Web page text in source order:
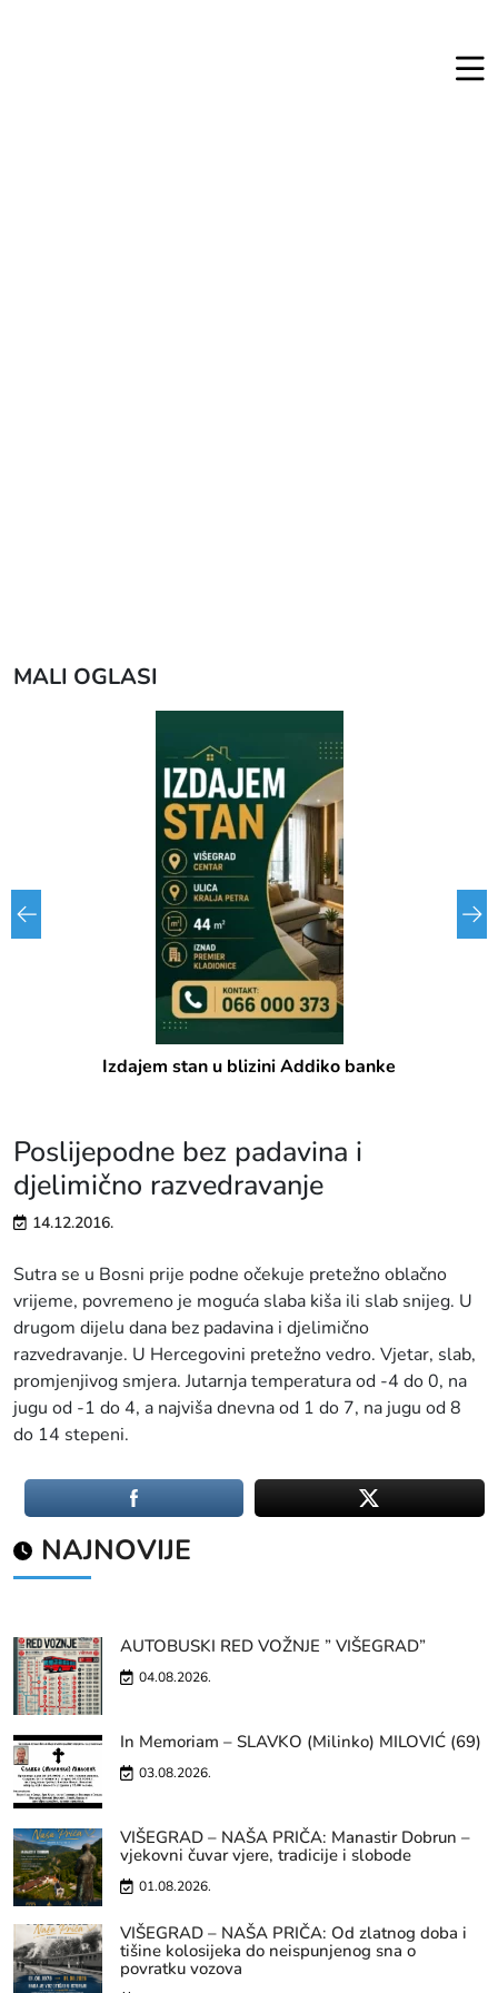
MALI OGLASI
Izdajem stan u blizini Addiko banke
Poslijepodne bez padavina i
djelimično razvedravanje
14.12.2016.
Sutra se u Bosni prije podne očekuje pretežno oblačno
vrijeme, povremeno je moguća slaba kiša ili slab snijeg. U
drugom dijelu dana bez padavina i djelimično
razvedravanje. U Hercegovini pretežno vedro. Vjetar, slab,
promjenjivog smjera. Jutarnja temperatura od -4 do 0, na
jugu od -1 do 4, a najviša dnevna od 1 do 7, na jugu od 8
do 14 stepeni.
NAJNOVIJE
AUTOBUSKI RED VOŽNJE ” VIŠEGRAD”
04.08.2026.
In Memoriam – SLAVKO (Milinko) MILOVIĆ (69)
03.08.2026.
VIŠEGRAD – NAŠA PRIČA: Manastir Dobrun –
vjekovni čuvar vjere, tradicije i slobode
01.08.2026.
VIŠEGRAD – NAŠA PRIČA: Od zlatnog doba i
tišine kolosijeka do neispunjenog sna o
povratku vozova